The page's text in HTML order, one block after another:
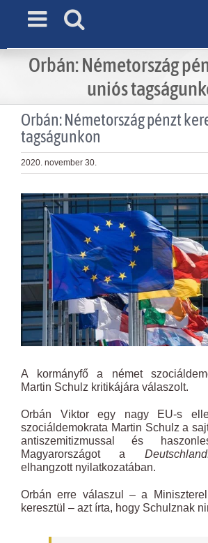
Orbán: Németország
uniós
Orbán: Németország pénzt
tagságunkon
2020. november 30.
View
Larger
Image
A kormányfő a német
Martin Schulz kritikájára válaszolt.
Orbán Viktor egy nagy EU-s
szociáldemokrata Martin Schulz a
antiszemitizmussal és
Magyarországot a
elhangzott nyilatkozatában.
Orbán erre válaszul – a
keresztül – azt írta, hogy Schulznak